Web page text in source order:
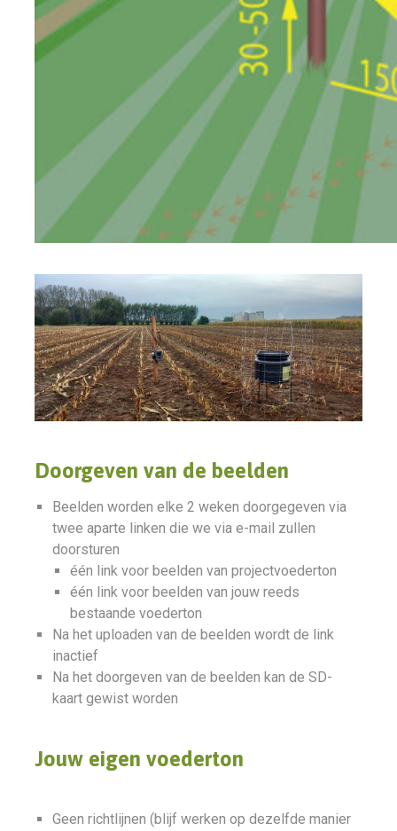
Doorgeven van de beelden
Beelden worden elke 2 weken doorgegeven via
twee aparte linken die we via e-mail zullen
doorsturen
één link voor beelden van projectvoederton
één link voor beelden van jouw reeds
bestaande voederton
Na het uploaden van de beelden wordt de link
inactief
Na het doorgeven van de beelden kan de SD-
kaart gewist worden
Jouw eigen voederton
Geen richtlijnen (blijf werken op dezelfde manier